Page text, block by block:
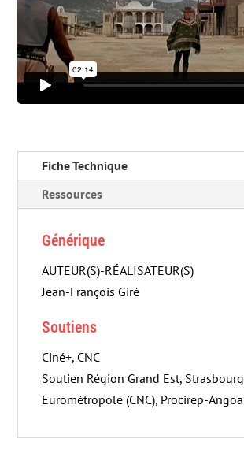
Fiche Technique
Ressources
Générique
AUTEUR(S)-RÉALISATEUR(S)
Jean-François Giré
Soutiens
Ciné+, CNC
Soutien Région Grand Est, Strasbourg
Eurométropole (CNC), Procirep-Angoa